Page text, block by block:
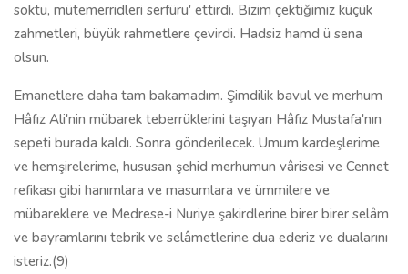
soktu, mütemerridleri serfüru' ettirdi. Bizim çektiğimiz küçük
zahmetleri, büyük rahmetlere çevirdi. Hadsiz hamd ü sena
olsun.
Emanetlere daha tam bakamadım. Şimdilik bavul ve merhum
Hâfız Ali'nin mübarek teberrüklerini taşıyan Hâfız Mustafa'nın
sepeti burada kaldı. Sonra gönderilecek. Umum kardeşlerime
ve hemşirelerime, hususan şehid merhumun vârisesi ve Cennet
refikası gibi hanımlara ve masumlara ve ümmilere ve
mübareklere ve Medrese-i Nuriye şakirdlerine birer birer selâm
ve bayramlarını tebrik ve selâmetlerine dua ederiz ve dualarını
isteriz.(9)